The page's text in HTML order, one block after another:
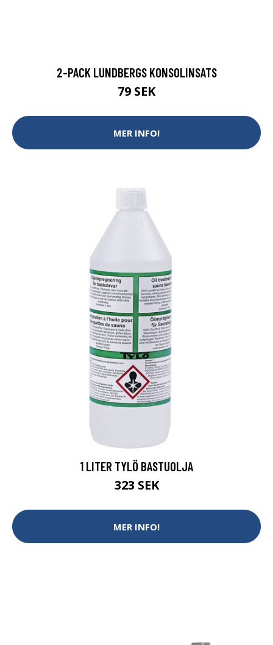
2-PACK LUNDBERGS KONSOLINSATS
79 SEK
MER INFO!
1 LITER TYLÖ BASTUOLJA
323 SEK
MER INFO!